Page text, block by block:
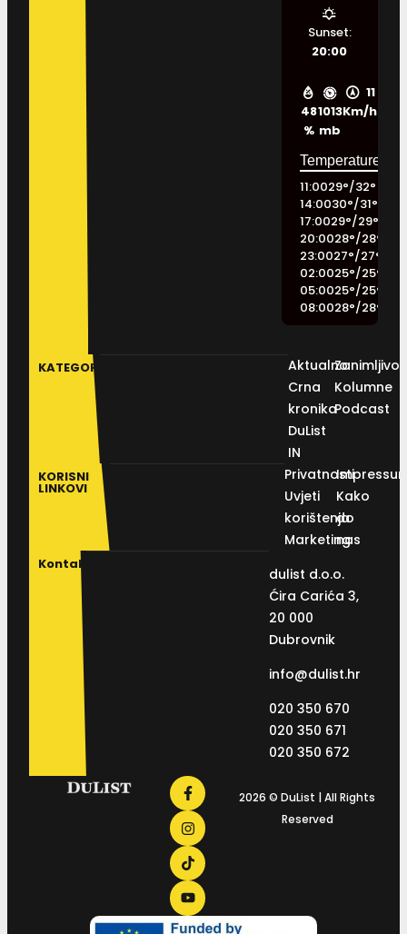
48
%
1013
mb
11
Km/h
Sunset:
20:00
11:0029°/32°
14:0030°/31°
17:0029°/29°
20:0028°/28°
23:0027°/27°
02:0025°/25°
05:0025°/25°
08:0028°/28°
KATEGORIJE
Aktualno
Crna
kronika
DuList
IN
Kolumne
Podcast
KORISNI
LINKOVI
Privatnosti
Uvjeti
korištenja
Marketing
Kako
do
nas
Kontakt
dulist d.o.o.
Ćira Carića 3,
20 000
Dubrovnik
info@dulist.hr
020 350 670
020 350 671
020 350 672
2026 © DuList | All Rights
Reserved